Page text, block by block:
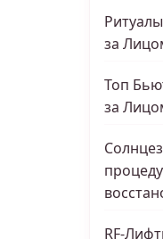
за
Топ
за
RF-